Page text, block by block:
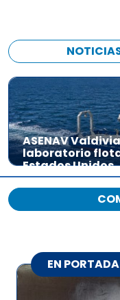
ASENAV
laboratorio
Estados Unidos
EN PORTADA